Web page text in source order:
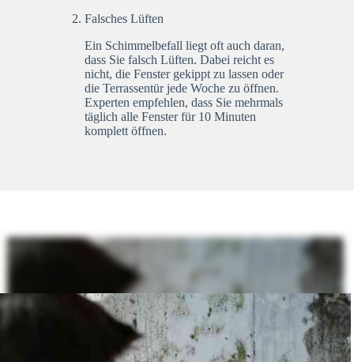
Falsches Lüften
Ein Schimmelbefall liegt oft auch daran,
dass Sie falsch Lüften. Dabei reicht es
nicht, die Fenster gekippt zu lassen oder
die Terrassentür jede Woche zu öffnen.
Experten empfehlen, dass Sie mehrmals
täglich alle Fenster für 10 Minuten
komplett öffnen.